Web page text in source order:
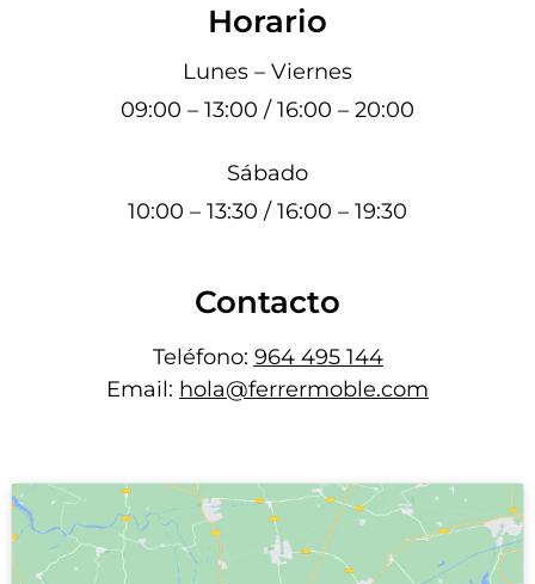
Horario
Lunes – Viernes
09:00 – 13:00 / 16:00 – 20:00
Sábado
10:00 – 13:30 / 16:00 – 19:30
Contacto
Teléfono: 964 495 144
Email: hola@ferrermoble.com